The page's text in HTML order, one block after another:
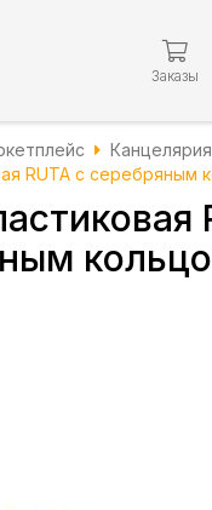
Заказы
Канцелярия
RUTA с серебряным